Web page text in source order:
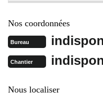
Nos coordonnées
Bureau
Chantier
Nous localiser